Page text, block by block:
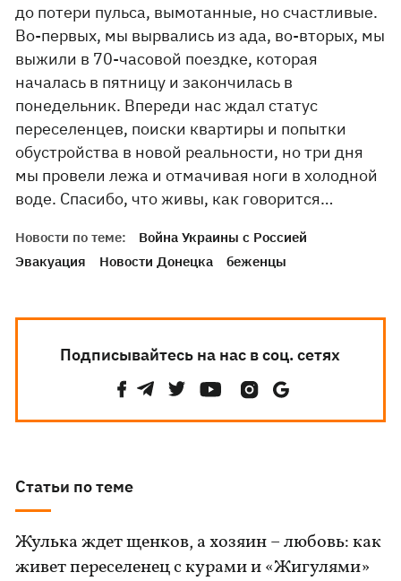
до потери пульса, вымотанные, но счастливые.
Во-первых, мы вырвались из ада, во-вторых, мы
выжили в 70-часовой поездке, которая
началась в пятницу и закончилась в
понедельник. Впереди нас ждал статус
переселенцев, поиски квартиры и попытки
обустройства в новой реальности, но три дня
мы провели лежа и отмачивая ноги в холодной
воде. Спасибо, что живы, как говорится…
Новости по теме:
Война Украины с Россией
Эвакуация
Новости Донецка беженцы
Подписывайтесь на нас в соц. сетях
Статьи по теме
Жулька ждет щенков, а хозяин – любовь: как
живет переселенец с курами и «Жигулями»